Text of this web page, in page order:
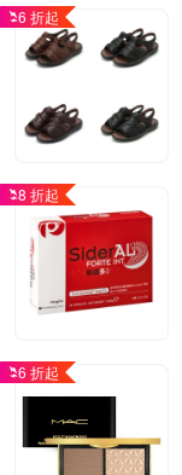
6 折起
8 折起
6 折起